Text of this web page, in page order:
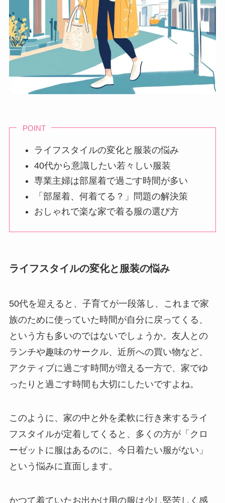
POINT
ライフスタイルの変化と服装の悩み
40代から意識したい若々しい服装
専業主婦は部屋着で過ごす時間が多い
「部屋着、何着てる？」問題の解決策
おしゃれで楽な家で着る服の選び方
ライフスタイルの変化と服装の悩み
50代を迎えると、子育てが一段落し、これまで家
族のために使っていた時間が自分に戻ってくる、
という方も多いのではないでしょうか。友人との
ランチや趣味のサークル、近所への買い物など、
アクティブに過ごす時間が増える一方で、家でゆ
ったりと過ごす時間も大切にしたいですよね。
このように、 家の中と外を柔軟に行き来するライ
フスタイルが定着してくると、多くの方が「クロ
ーゼットに服はあるのに、今日着たい服がない」
という悩みに直面します。
かつて着ていたお出かけ用の服は少し堅苦しく感